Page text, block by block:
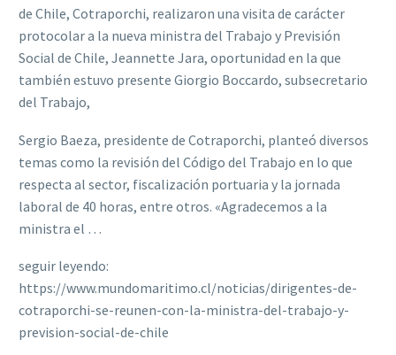
de Chile, Cotraporchi, realizaron una visita de carácter
protocolar a la nueva ministra del Trabajo y Previsión
Social de Chile, Jeannette Jara, oportunidad en la que
también estuvo presente Giorgio Boccardo, subsecretario
del Trabajo,
Sergio Baeza, presidente de Cotraporchi, planteó diversos
temas como la revisión del Código del Trabajo en lo que
respecta al sector, fiscalización portuaria y la jornada
laboral de 40 horas, entre otros. «Agradecemos a la
ministra el …
seguir leyendo:
https://www.mundomaritimo.cl/noticias/dirigentes-de-
cotraporchi-se-reunen-con-la-ministra-del-trabajo-y-
prevision-social-de-chile